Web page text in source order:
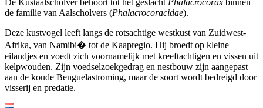
De Kustaalscholver behoort tot het geslacht Phalacrocorax binnen
de familie van Aalscholvers (Phalacrocoracidae).
Deze kustvogel leeft langs de rotsachtige westkust van Zuidwest-
Afrika, van Namibi� tot de Kaapregio. Hij broedt op kleine
eilandjes en voedt zich voornamelijk met kreeftachtigen en vissen uit
kelpwouden. Zijn voedselzoekgedrag en nestbouw zijn aangepast
aan de koude Benguelastroming, maar de soort wordt bedreigd door
visserij en predatie.